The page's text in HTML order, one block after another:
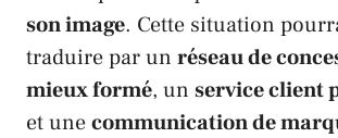
son image. Cette situation
traduire par un réseau de
mieux formé, un service client
et unecommunication de